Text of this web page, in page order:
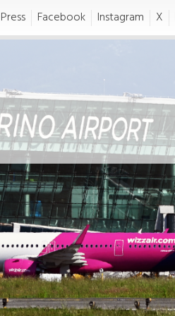
Press Facebook Instagram X
TO MOVE
tomove
TRASPORTI E PARCHEGGI
In auto
In taxi
Parcheggi dell'Aeroporto di
Torino
Assicurazione volo protetto